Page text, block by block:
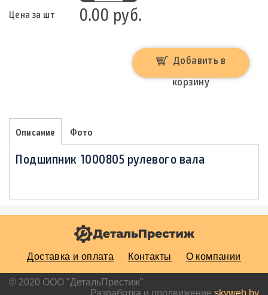
Цена за шт 0.00 руб.
Добавить в
корзину
Описание Фото
Подшипник 1000805 рулевого вала
Доставка и оплата Контакты О компании
© 2020 ООО "ДетальПрестиж"
Разработка и продвижение skyweb.by